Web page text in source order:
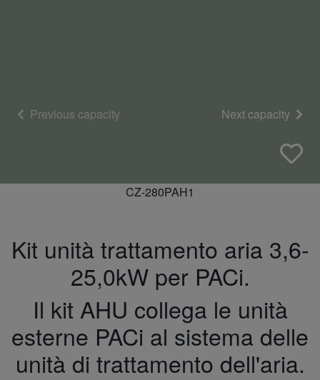
Previous capacity Next capacity
CZ-280PAH1
Kit unità trattamento aria 3,6-
25,0kW per PACi.
Il kit AHU collega le unità
esterne PACi al sistema delle
unità di trattamento dell'aria.